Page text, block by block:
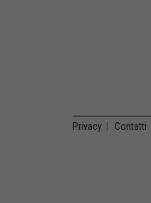
Privacy Contatti